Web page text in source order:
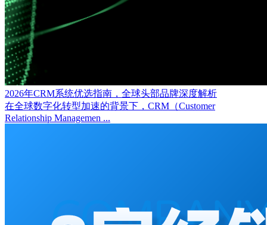
2026年CRM系统优选指南，全球头部品牌深度解析
在全球数字化转型加速的背景下，CRM（Customer
Relationship Managemen ...